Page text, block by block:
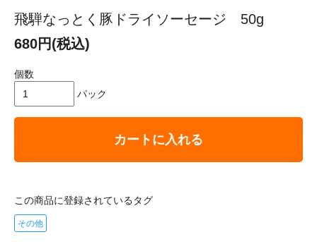
飛騨なっとく豚ドライソーセージ 50g
680円(税込)
個数
パック
カートに入れる
この商品に登録されているタグ
その他